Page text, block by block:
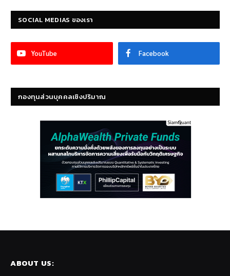
SOCIAL MEDIAS ของเรา
YouTube Facebook
กองทุนส่วนบุคคลเชิงปริมาณ
ABOUT US: